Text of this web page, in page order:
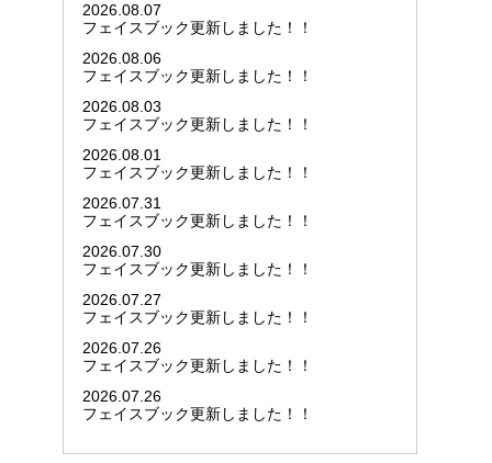
2026.08.07
フェイスブック更新しました！！
2026.08.06
フェイスブック更新しました！！
2026.08.03
フェイスブック更新しました！！
2026.08.01
フェイスブック更新しました！！
2026.07.31
フェイスブック更新しました！！
2026.07.30
フェイスブック更新しました！！
2026.07.27
フェイスブック更新しました！！
2026.07.26
フェイスブック更新しました！！
2026.07.26
フェイスブック更新しました！！